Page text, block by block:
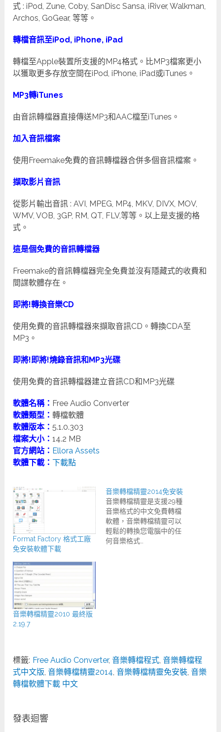
式 : iPod, Zune, Coby, SanDisc Sansa, iRiver, Walkman,
Archos, GoGear, 等等。
轉檔音訊至iPod, iPhone, iPad
轉檔至Apple裝置所支援的MP4格式。比MP3檔案更小
以獲取更多存放空間在iPod, iPhone, iPad或iTunes。
MP3轉iTunes
由音訊轉檔器直接傳送MP3和AAC檔至iTunes。
加入音訊檔案
使用Freemake免費的音訊轉檔器合併多個音訊檔案。
擷取影片音訊
從影片輸出音訊 : AVI, MPEG, MP4, MKV, DIVX, MOV,
WMV, VOB, 3GP, RM, QT, FLV,等等。以上是支援的格
式。
這是個免費的音訊轉檔器
Freemake的音訊轉檔器完全免費並沒有隱藏式的收費和
間諜軟體存在。
即將!轉換音樂CD
使用免費的音訊轉檔器來擷取音訊CD。轉換CDA至
MP3。
即將!即將!燒錄音訊和MP3光碟
使用免費的音訊轉檔器建立音訊CD和MP3光碟
軟體名稱： Free Audio Converter
軟體類型：轉檔軟體
軟體版本：5.1.0.303
檔案大小：14.2 MB
官方網站： Ellora Assets
軟體下載：下載點
Format Factory 格式工廠
免安裝軟體下載
音樂轉檔精靈2014免安裝
音樂轉檔精靈是支援29種
音樂格式的中文免費轉檔
軟體，音樂轉檔精靈可以
輕鬆的轉換您電腦中的任
何音樂格式…
音樂轉檔精靈2010 最終版
2.19.7
標籤: Free Audio Converter,音樂轉檔程式,音樂轉檔程
式中文版,音樂轉檔精靈2014,音樂轉檔精靈免安裝,音樂
轉檔軟體下載 中文
發表迴響